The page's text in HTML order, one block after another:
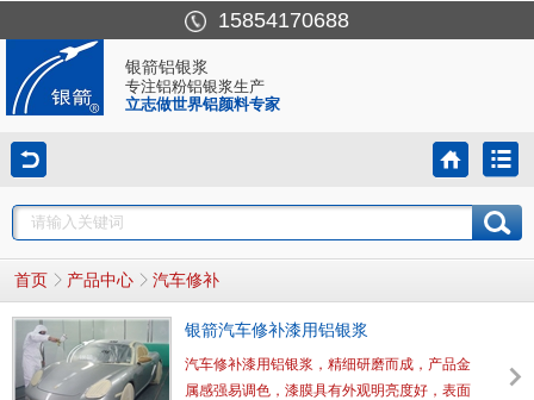
15854170688
银箭铝银浆
专注铝粉铝银浆生产
立志做世界铝颜料专家
首页 产品中心 汽车修补
银箭汽车修补漆用铝银浆
汽车修补漆用铝银浆，精细研磨而成，产品金
属感强易调色，漆膜具有外观明亮度好，表面